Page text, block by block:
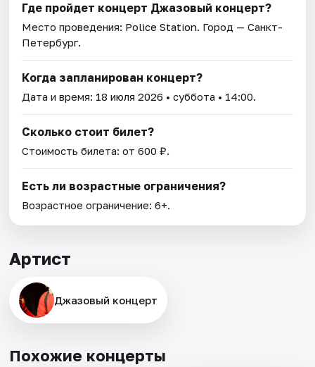
Где пройдет концерт Джазовый концерт?
Место проведения: Police Station. Город — Санкт-
Петербург.
Когда запланирован концерт?
Дата и время: 18 июля 2026 • суббота • 14:00.
Сколько стоит билет?
Стоимость билета: от 600 ₽.
Есть ли возрастные ограничения?
Возрастное ограничение: 6+.
Артист
Джазовый концерт
Похожие концерты